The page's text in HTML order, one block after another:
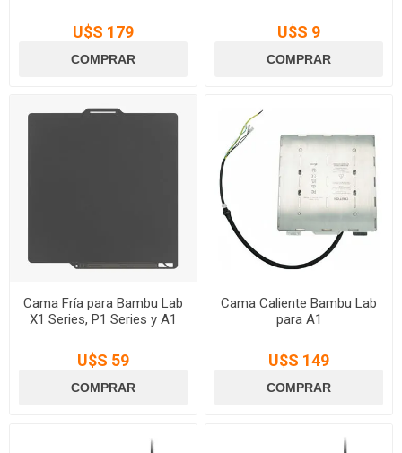
U$S 179 U$S 9
Cama Fría para Bambu Lab
X1 Series, P1 Series y A1
U$S 59
Cama Caliente Bambu Lab
para A1
U$S 149